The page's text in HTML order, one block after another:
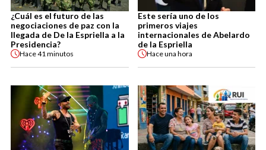
¿Cuál es el futuro de las
negociaciones de paz con la
llegada de De la Espriella a la
Presidencia?
Hace41 minutos
Este sería uno de los
primeros viajes
internacionales de Abelardo
de la Espriella
Haceuna hora